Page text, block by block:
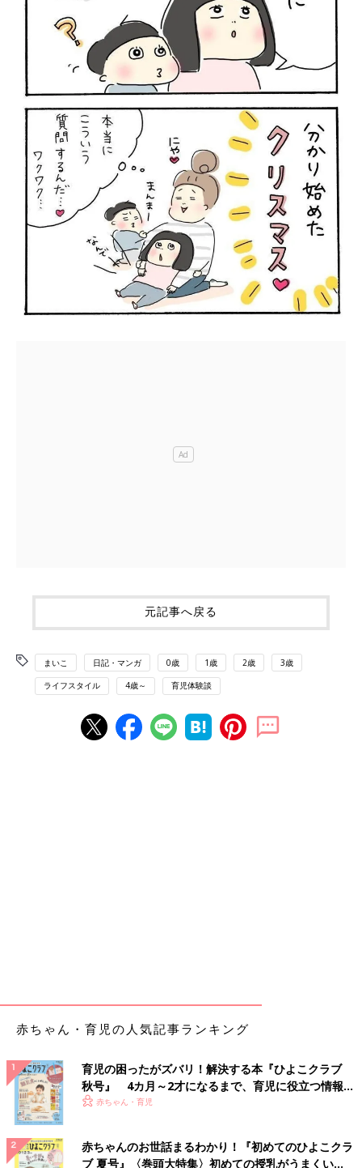
元記事へ戻る
まいこ 日記・マンガ 0歳 1歳 2歳 3歳
ライフスタイル 4歳～ 育児体験談
赤ちゃん・育児の人気記事ランキング
育児の困ったがズバリ！解決する本『ひよこクラブ
秋号』 4カ月～2才になるまで、育児に役立つ情報が
いっぱい！
赤ちゃん・育児
赤ちゃんのお世話まるわかり！『初めてのひよこクラ
ブ 夏号』〈巻頭大特集〉初めての授乳がうまくい